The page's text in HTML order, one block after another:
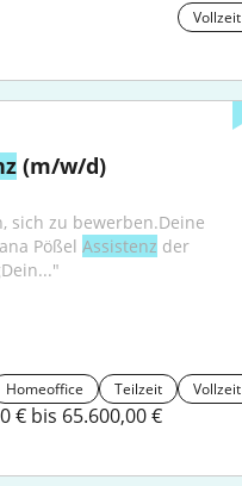
Vollzeit
(m/w/d)
sich zu bewerben.Deine
Pößel Assistenz der
Homeoffice Teilzeit Vollzeit
€ bis 65.600,00 €